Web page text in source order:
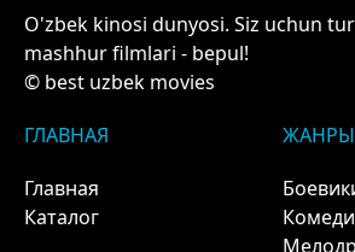
O'zbek kinosi dunyosi. Siz uchun
mashhur filmlari - bepul!
© best uzbek movies
ГЛАВНАЯ
Главная
Каталог
ЖАНРЫ